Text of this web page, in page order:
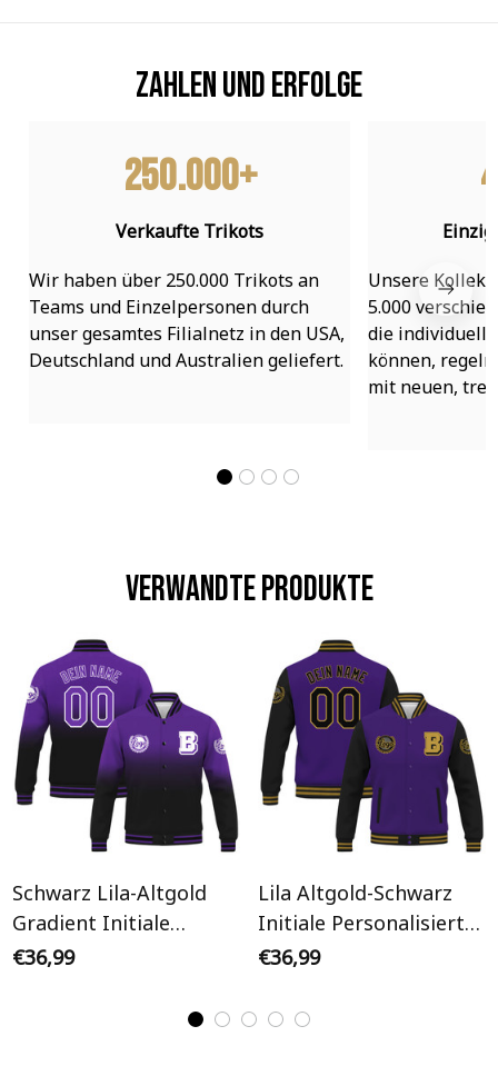
Zahlen und Erfolge
250.000+
Verkaufte Trikots
Wir haben über 250.000 Trikots an
Teams und Einzelpersonen durch
unser gesamtes Filialnetz in den USA,
Deutschland und Australien geliefert.
Unsere
5.000
die individuell
können,
mit neuen,
Verwandte Produkte
Schwarz Lila-Altgold
Gradient Initiale
Personalisiertes Varsity
€36,99
Lila Altgold-Schwarz
Initiale Personalisiertes
Varsity College Jacke
€36,99